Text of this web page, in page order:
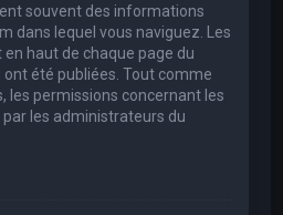
souvent des informations
dans lequel vous naviguez. Les
haut de chaque page du
été publiées. Tout comme
les permissions concernant les
les administrateurs du